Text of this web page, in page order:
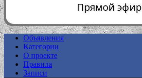
0:00
Прямой эфир
Объявления
Категории
О проекте
Правила
Записи